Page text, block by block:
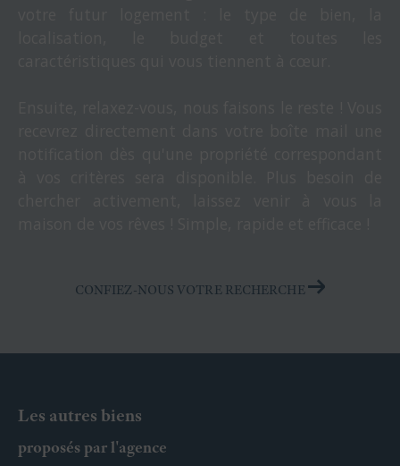
CONFIEZ-NOUS VOTRE RECHERCHE
Les autres biens
proposés par l'agence